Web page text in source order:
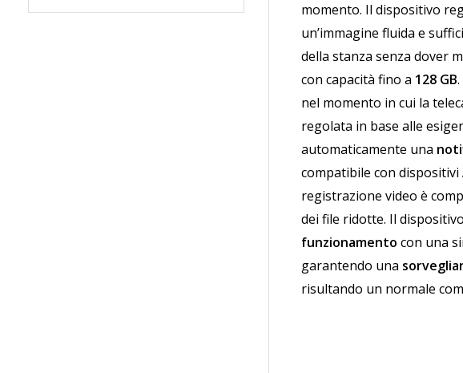
momento. Il dispositivo
un’immagine fluida e
della stanza senza dover
con capacità fino a 128 GB
nel momento in cui la
regolata in base alle
automaticamente una
compatibile con dispositivi
registrazione video è
dei file ridotte. Il
funzionamento con una
garantendo una
risultando un normale